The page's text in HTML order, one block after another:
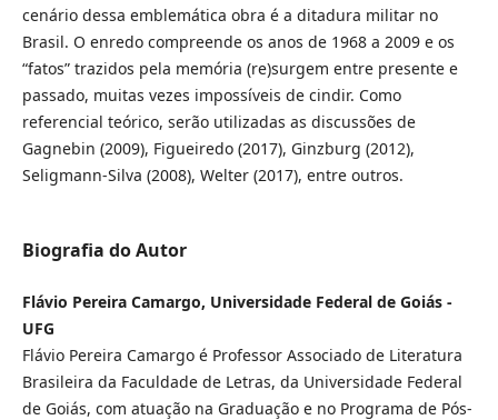
cenário dessa emblemática obra é a ditadura militar no
Brasil. O enredo compreende os anos de 1968 a 2009 e os
“fatos” trazidos pela memória (re)surgem entre presente e
passado, muitas vezes impossíveis de cindir. Como
referencial teórico, serão utilizadas as discussões de
Gagnebin (2009), Figueiredo (2017), Ginzburg (2012),
Seligmann-Silva (2008), Welter (2017), entre outros.
Biografia do Autor
Flávio Pereira Camargo, Universidade Federal de Goiás -
UFG
Flávio Pereira Camargo é Professor Associado de Literatura
Brasileira da Faculdade de Letras, da Universidade Federal
de Goiás, com atuação na Graduação e no Programa de Pós-